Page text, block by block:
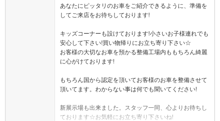
あなたにピッタリのお車をご紹介できるように、準備を
してご来店をお待ちしております!
キッズコーナーも設けております!小さいお子様連れでも
安心して下さい!買い物帰りにお立ち寄り下さい☆
お客様の大切なお車を預かる整備工場内ももちろん綺麗
に心がけております!
もちろん国から認定を頂いてお客様のお車を整備させて
頂いてます。わからない事は何でも聞いてください!
新展示場も出来ました。スタッフ一同、心よりお待ちし
ております☆お気軽にお立ち寄り下さいね!